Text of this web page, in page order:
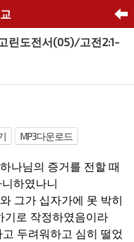
린도전서(05)/고전2:1-
MP3다운로드
나님의 증거를 전할 때
하였나니
그가 십자가에 못 박히
기로 작정하였음이라
두려워하고 심히 떨었